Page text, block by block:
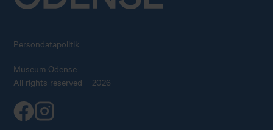
Persondatapolitik
Museum Odense
All rights reserved – 2026